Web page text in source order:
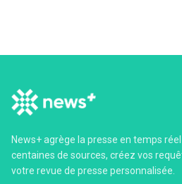
News+ agrège la presse en temps
centaines de sources, créez vos
votre revue de presse personnalisée.